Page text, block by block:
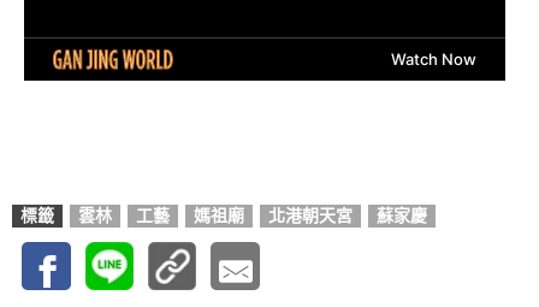
標籤 雲林 工藝 媽祖廟 北港朝天宮 蘇家慶